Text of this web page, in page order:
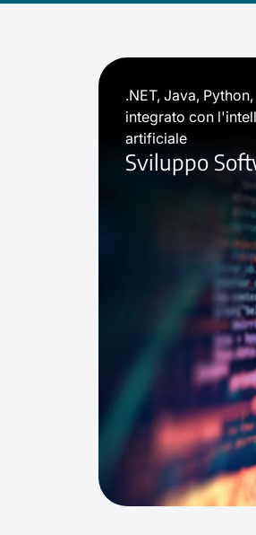
.NET, Java, Python,
integrato con
artificiale
Sviluppo